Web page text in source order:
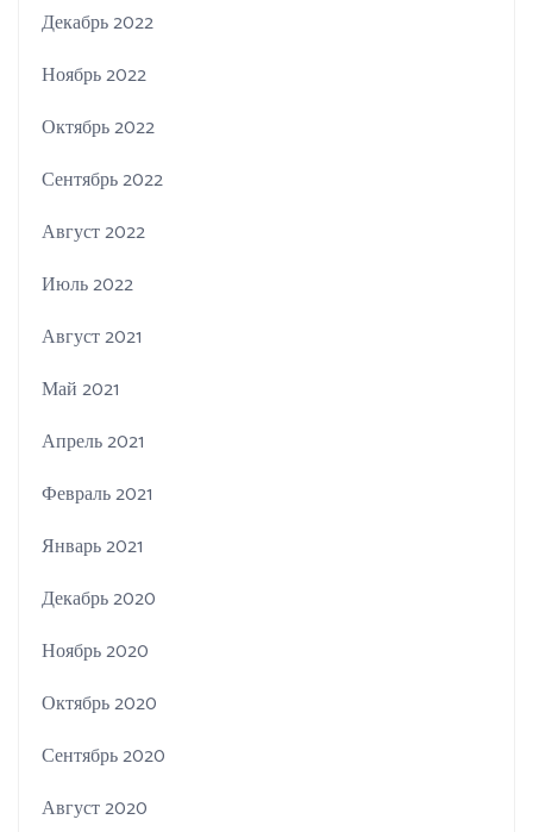
Декабрь 2022
Ноябрь 2022
Октябрь 2022
Сентябрь 2022
Август 2022
Июль 2022
Август 2021
Май 2021
Апрель 2021
Февраль 2021
Январь 2021
Декабрь 2020
Ноябрь 2020
Октябрь 2020
Сентябрь 2020
Август 2020